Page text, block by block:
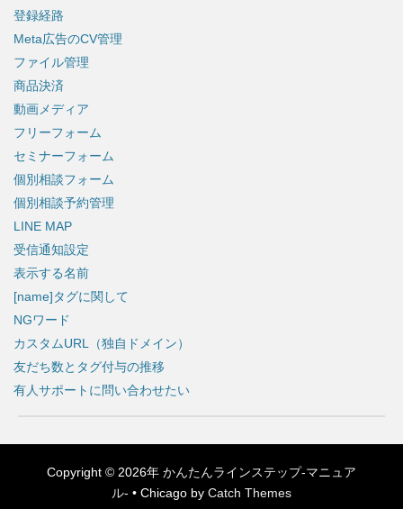
登録経路
Meta広告のCV管理
ファイル管理
商品決済
動画メディア
フリーフォーム
セミナーフォーム
個別相談フォーム
個別相談予約管理
LINE MAP
受信通知設定
表示する名前
[name]タグに関して
NGワード
カスタムURL（独自ドメイン）
友だち数とタグ付与の推移
有人サポートに問い合わせたい
Copyright © 2026年 かんたんラインステップ-マニュア
ル- • Chicago by Catch Themes